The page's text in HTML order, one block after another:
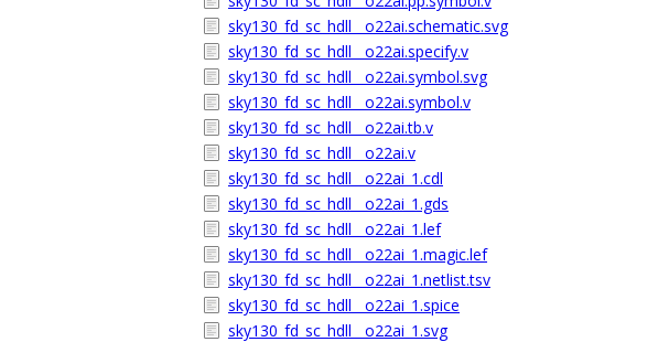
sky130_fd_sc_hdll__o22ai.schematic.svg
sky130_fd_sc_hdll__o22ai.specify.v
sky130_fd_sc_hdll__o22ai.symbol.svg
sky130_fd_sc_hdll__o22ai.symbol.v
sky130_fd_sc_hdll__o22ai.tb.v
sky130_fd_sc_hdll__o22ai.v
sky130_fd_sc_hdll__o22ai_1.cdl
sky130_fd_sc_hdll__o22ai_1.gds
sky130_fd_sc_hdll__o22ai_1.lef
sky130_fd_sc_hdll__o22ai_1.magic.lef
sky130_fd_sc_hdll__o22ai_1.netlist.tsv
sky130_fd_sc_hdll__o22ai_1.spice
sky130_fd_sc_hdll__o22ai_1.svg